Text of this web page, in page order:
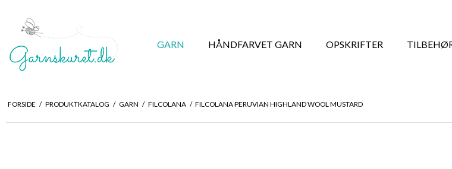
GARN HÅNDFARVET GARN OPSKRIFTER
FORSIDE / PRODUKTKATALOG / GARN / FILCOLANA / FILCOLANA PERUVIAN HIGHLAND WOOL MUSTARD